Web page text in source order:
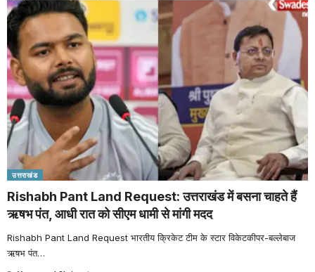
उत्तराखंड
Rishabh Pant Land Request: उत्तराखंड में बसना चाहते हैं
ऋषभ पंत, आधी रात को सीएम धामी से मांगी मदद
Rishabh Pant Land Request भारतीय क्रिकेट टीम के स्टार विकेटकीपर-बल्लेबाज
ऋषभ पंत…